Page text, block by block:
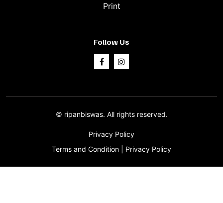
Print
Follow Us
© ripanbiswas. All rights reserved.
Privacy Policy
Terms and Condition
Privacy Policy